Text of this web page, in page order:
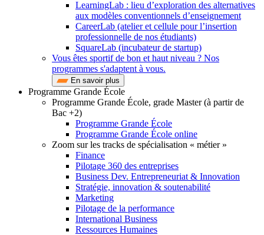
LearningLab : lieu d’exploration des alternatives
aux modèles conventionnels d’enseignement
CareerLab (atelier et cellule pour l’insertion
professionnelle de nos étudiants)
SquareLab (incubateur de startup)
Vous êtes sportif de bon et haut niveau ? Nos
programmes s'adaptent à vous.
En savoir plus
Programme Grande École
Programme Grande École, grade Master (à partir de
Bac +2)
Programme Grande École
Programme Grande École online
Zoom sur les tracks de spécialisation « métier »
Finance
Pilotage 360 des entreprises
Business Dev. Entrepreneuriat & Innovation
Stratégie, innovation & soutenabilité
Marketing
Pilotage de la performance
International Business
Ressources Humaines